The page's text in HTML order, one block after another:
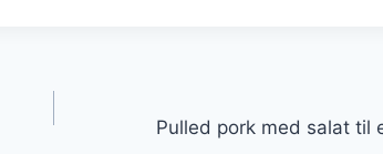
Pulled pork med salat til